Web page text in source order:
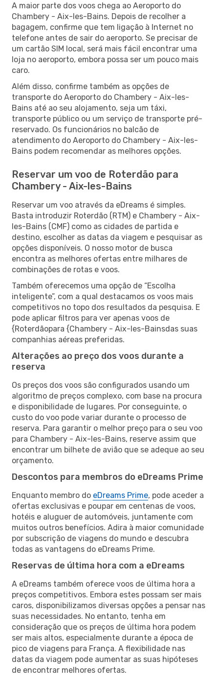
A maior parte dos voos chega ao Aeroporto do
Chambery - Aix-les-Bains. Depois de recolher a
bagagem, confirme que tem ligação à Internet no
telefone antes de sair do aeroporto. Se precisar de
um cartão SIM local, será mais fácil encontrar uma
loja no aeroporto, embora possa ser um pouco mais
caro.
Além disso, confirme também as opções de
transporte do Aeroporto do Chambery - Aix-les-
Bains até ao seu alojamento, seja um táxi,
transporte público ou um serviço de transporte pré-
reservado. Os funcionários no balcão de
atendimento do Aeroporto do Chambery - Aix-les-
Bains podem recomendar as melhores opções.
Reservar um voo de Roterdão para
Chambery - Aix-les-Bains
Reservar um voo através da eDreams é simples.
Basta introduzir Roterdão (RTM) e Chambery - Aix-
les-Bains (CMF) como as cidades de partida e
destino, escolher as datas da viagem e pesquisar as
opções disponíveis. O nosso motor de busca
encontra as melhores ofertas entre milhares de
combinações de rotas e voos.
Também oferecemos uma opção de “Escolha
inteligente”, com a qual destacamos os voos mais
competitivos no topo dos resultados da pesquisa. E
pode aplicar filtros para ver apenas voos de
{Roterdãopara {Chambery - Aix-les-Bainsdas suas
companhias aéreas preferidas.
Alterações ao preço dos voos durante a
reserva
Os preços dos voos são configurados usando um
algoritmo de preços complexo, com base na procura
e disponibilidade de lugares. Por conseguinte, o
custo do voo pode variar durante o processo de
reserva. Para garantir o melhor preço para o seu voo
para Chambery - Aix-les-Bains, reserve assim que
encontrar um bilhete de avião que se adeque ao seu
orçamento.
Descontos para membros do eDreams Prime
Enquanto membro do eDreams Prime, pode aceder a
ofertas exclusivas e poupar em centenas de voos,
hotéis e aluguer de automóveis, juntamente com
muitos outros benefícios. Adira à maior comunidade
por subscrição de viagens do mundo e descubra
todas as vantagens do eDreams Prime.
Reservas de última hora com a eDreams
A eDreams também oferece voos de última hora a
preços competitivos. Embora estes possam ser mais
caros, disponibilizamos diversas opções a pensar nas
suas necessidades. No entanto, tenha em
consideração que os preços de última hora podem
ser mais altos, especialmente durante a época de
pico de viagens para França. A flexibilidade nas
datas da viagem pode aumentar as suas hipóteses
de encontrar melhores ofertas.